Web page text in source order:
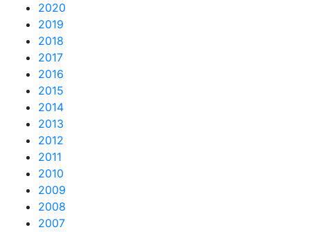
2020
2019
2018
2017
2016
2015
2014
2013
2012
2011
2010
2009
2008
2007